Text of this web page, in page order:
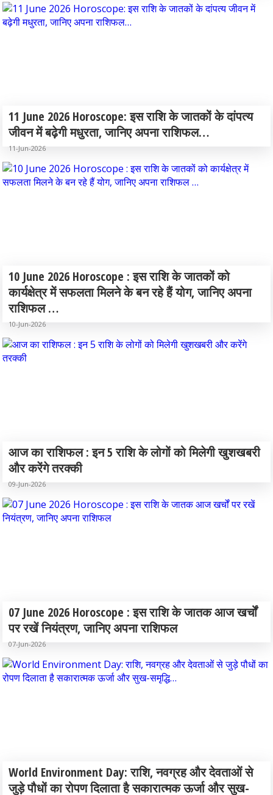
11 June 2026 Horoscope: इस राशि के जातकों के दांपत्य
जीवन में बढ़ेगी मधुरता, जानिए अपना राशिफल…
11-Jun-2026
10 June 2026 Horoscope : इस राशि के जातकों को
कार्यक्षेत्र में सफलता मिलने के बन रहे हैं योग, जानिए अपना
राशिफल …
10-Jun-2026
आज का राशिफल : इन 5 राशि के लोगों को मिलेगी खुशखबरी
और करेंगे तरक्की
09-Jun-2026
07 June 2026 Horoscope : इस राशि के जातक आज खर्चों
पर रखें नियंत्रण, जानिए अपना राशिफल
07-Jun-2026
World Environment Day: राशि, नवग्रह और देवताओं से
जुड़े पौधों का रोपण दिलाता है सकारात्मक ऊर्जा और सुख-